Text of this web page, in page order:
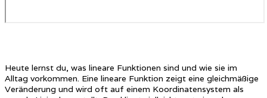
Heute lernst du, was lineare Funktionen sind und wie sie im
Alltag vorkommen. Eine lineare Funktion zeigt eine gleichmäßige
Veränderung und wird oft auf einem Koordinatensystem als